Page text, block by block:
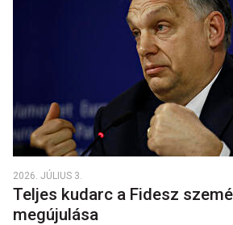
2026. JÚLIUS 3.
Teljes kudarc a Fidesz
megújulása